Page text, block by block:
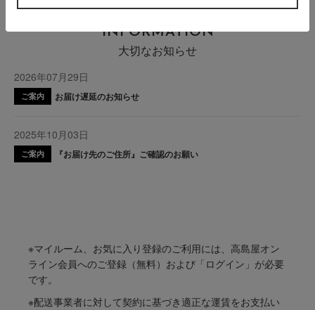
INFORMATION
大切なお知らせ
2026年07月29日
ご案内 お届け遅延のお知らせ
2025年10月03日
ご案内 『お届け先のご住所』ご確認のお願い
※マイルーム、お気に入り登録のご利用には、高島屋オン
ライン会員へのご登録（無料）および「ログイン」が必要
です。
※配送事業者に対して契約に基づき適正な運賃をお支払い